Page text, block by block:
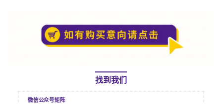
找到我们
微信公众号矩阵